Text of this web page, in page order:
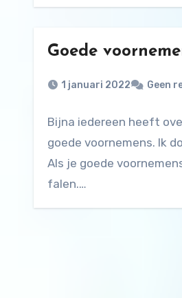
Goede
1 januari 2022 Geen
Bijna iedereen heeft
goede voornemens. Ik
Als je goede
falen.…